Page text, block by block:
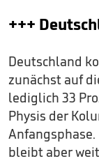
+++
Deutschland
zunächst auf
lediglich 33
Physis der
Anfangsphase.
bleibt aber